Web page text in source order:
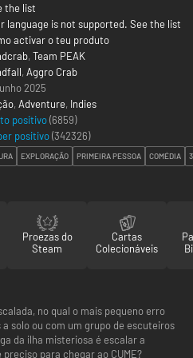
the list
language is not supported. See the list
activar o teu produto
, Team PEAK
, Aggro Crab
2025
, Adventure, Indies
positivo(6859)
positivo(342326)
EXPLORAÇÃO PRIMEIRA PESSOA COMÉDIA
Proezas do
Steam
Cartas
Colecionáveis
no qual o mais pequeno erro
solo ou com um grupo de escuteiros
da ilha misteriosa é escalar a
para chegar ao CUME?